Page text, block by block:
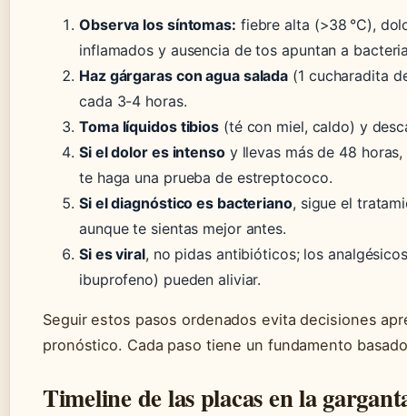
Observa los síntomas: fiebre alta (>38 °C),
inflamados y ausencia de tos apuntan a
Haz gárgaras con agua salada (1 cucharadita
cada 3-4 horas.
Toma líquidos tibios (té con miel, caldo) y
Si el dolor es intensoy llevas más de 48
te haga una prueba de estreptococo.
Si el diagnóstico es bacteriano, sigue el
aunque te sientas mejor antes.
Si es viral, no pidas antibióticos; los
ibuprofeno) pueden aliviar.
Seguir estos pasos ordenados evita decisiones
pronóstico. Cada paso tiene un fundamento
Timeline de las placas en la